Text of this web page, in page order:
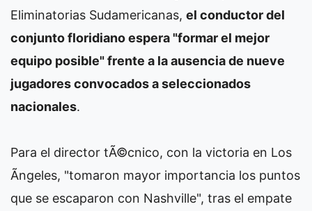
Eliminatorias Sudamericanas, el conductor del
conjunto floridiano espera "formar el mejor
equipo posible" frente a la ausencia de nueve
jugadores convocados a seleccionados
nacionales.
Para el director tÃ©cnico, con la victoria en Los
Ãngeles, "tomaron mayor importancia los puntos
que se escaparon con Nashville", tras el empate